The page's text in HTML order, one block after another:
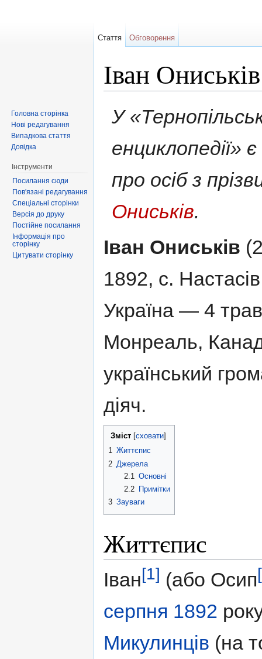
Іван Ониськів
У
енциклопедії»
про осіб з
Ониськів.
Іван Ониськів
1892, с.
Україна — 4
Монреаль,
український
діяч.
Зміст[ сховати]
1 Життєпис
2 Джерела
2.1
Основні
2.2
Примітки
3 Зауваги
Життєпис
Іван[1] (або Осип
серпня 1892
Микулинців (на
Стаття Обговорення
Головна сторінка
Нові редагування
Випадкова стаття
Довідка
Інструменти
Посилання сюди
Пов'язані редагування
Спеціальні сторінки
Версія до друку
Постійне посилання
Інформація про
сторінку
Цитувати сторінку